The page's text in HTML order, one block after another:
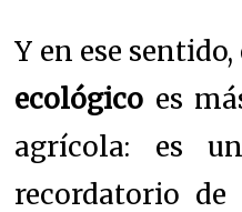
Y en ese sentido,
ecológico es
agrícola: es
recordatorio